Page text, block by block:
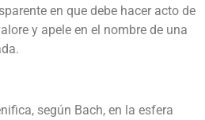
en que debe hacer acto de
y apele en el nombre de una
según Bach, en la esfera